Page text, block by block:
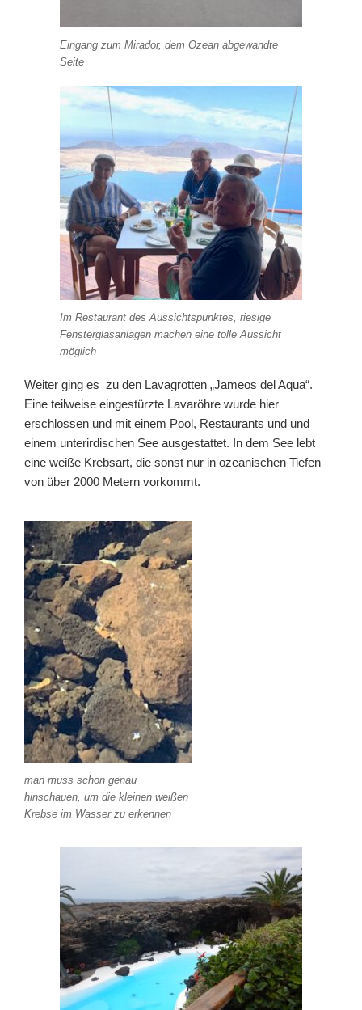
Eingang zum Mirador, dem Ozean abgewandte
Seite
Im Restaurant des Aussichtspunktes, riesige
Fensterglasanlagen machen eine tolle Aussicht
möglich
Weiter ging es zu den Lavagrotten „Jameos del Aqua“.
Eine teilweise eingestürzte Lavaröhre wurde hier
erschlossen und mit einem Pool, Restaurants und und
einem unterirdischen See ausgestattet. In dem See lebt
eine weiße Krebsart, die sonst nur in ozeanischen Tiefen
von über 2000 Metern vorkommt.
man muss schon genau
hinschauen, um die kleinen weißen
Krebse im Wasser zu erkennen